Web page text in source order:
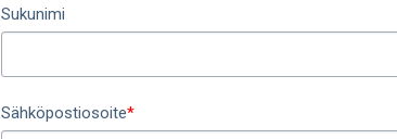
Sukunimi
Sähköpostiosoite*